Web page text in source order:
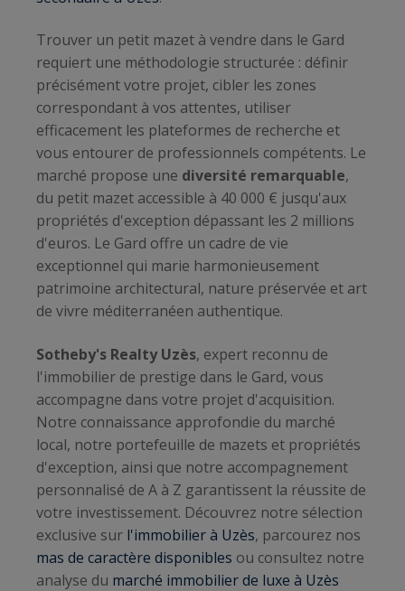
Trouver un petit mazet à vendre dans le Gard
requiert une méthodologie structurée : définir
précisément votre projet, cibler les zones
correspondant à vos attentes, utiliser
efficacement les plateformes de recherche et
vous entourer de professionnels compétents. Le
marché propose une diversité remarquable,
du petit mazet accessible à 40 000 € jusqu'aux
propriétés d'exception dépassant les 2 millions
d'euros. Le Gard offre un cadre de vie
exceptionnel qui marie harmonieusement
patrimoine architectural, nature préservée et art
de vivre méditerranéen authentique.
Sotheby's Realty Uzès, expert reconnu de
l'immobilier de prestige dans le Gard, vous
accompagne dans votre projet d'acquisition.
Notre connaissance approfondie du marché
local, notre portefeuille de mazets et propriétés
d'exception, ainsi que notre accompagnement
personnalisé de A à Z garantissent la réussite de
votre investissement. Découvrez notre sélection
exclusive sur l'immobilier à Uzès, parcourez nos
mas de caractère disponibles ou consultez notre
analyse du marché immobilier de luxe à Uzès